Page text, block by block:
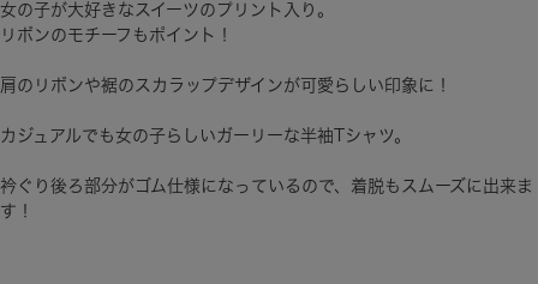
女の子が大好きなスイーツのプリント入り。
リボンのモチーフもポイント！
肩のリボンや裾のスカラップデザインが可愛らしい印象に！
カジュアルでも女の子らしいガーリーな半袖Tシャツ。
衿ぐり後ろ部分がゴム仕様になっているので、着脱もスムーズに出来ま
す！